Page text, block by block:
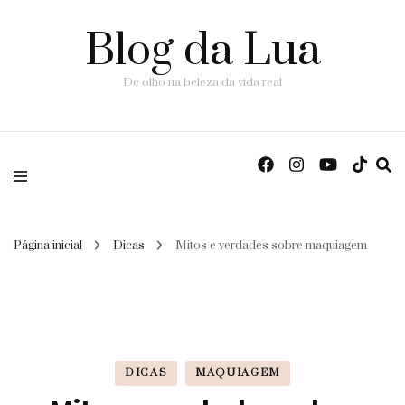
Blog da Lua
De olho na beleza da vida real
Página inicial Dicas Mitos e verdades sobre maquiagem
DICAS MAQUIAGEM